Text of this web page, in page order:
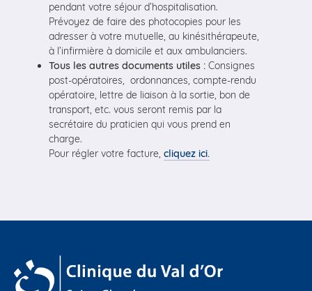
pendant votre séjour d’hospitalisation.
Prévoyez de faire des photocopies pour les
adresser à votre mutuelle, au kinésithérapeute,
à l’infirmière à domicile et aux ambulanciers.
Tous les autres documents utiles : Consignes
post-opératoires, ordonnances, compte-rendu
opératoire, lettre de liaison à la sortie, bon de
transport, etc. vous seront remis par la
secrétaire du praticien qui vous prend en
charge.
Pour régler votre facture, cliquez ici.